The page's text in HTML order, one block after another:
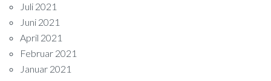
Juli 2021
Juni 2021
April 2021
Februar 2021
Januar 2021